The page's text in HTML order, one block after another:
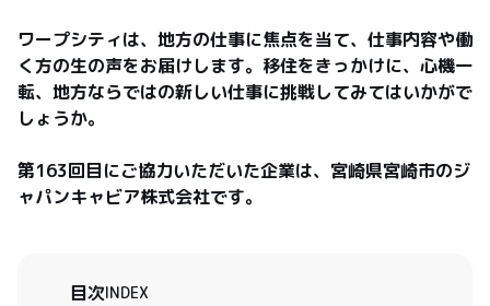
ワープシティは、地方の仕事に焦点を当て、仕事内容や働
く方の生の声をお届けします。移住をきっかけに、心機一
転、地方ならではの新しい仕事に挑戦してみてはいかがで
しょうか。
第163回目にご協力いただいた企業は、宮崎県宮崎市のジ
ャパンキャビア株式会社です。
目次INDEX